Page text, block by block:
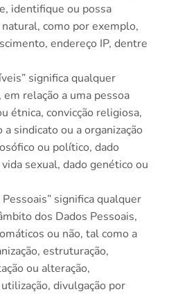
identifique ou possa
como por exemplo,
endereço IP, dentre
significa qualquer
relação a uma pessoa
étnica, convicção religiosa,
sindicato ou a organização
ou político, dado
sexual, dado genético ou
significa qualquer
dos Dados Pessoais,
ou não, tal como a
estruturação,
ou alteração,
divulgação por